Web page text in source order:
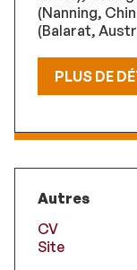
(Nanning,
(Balarat,
PLUS DE
Autres
CV
Site